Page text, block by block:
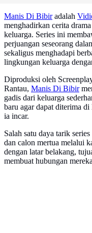
Manis Di Bibiradalah
menghadirkan cerita
keluarga. Series ini
perjuangan seseorang
sekaligus menghadapi
lingkungan keluarga
Diproduksi oleh
Rantau, Manis Di Bibir
gadis dari keluarga
baru agar dapat diterima
ia incar.
Salah satu daya tarik
dan calon mertua melalui
dengan latar belakang,
membuat hubungan